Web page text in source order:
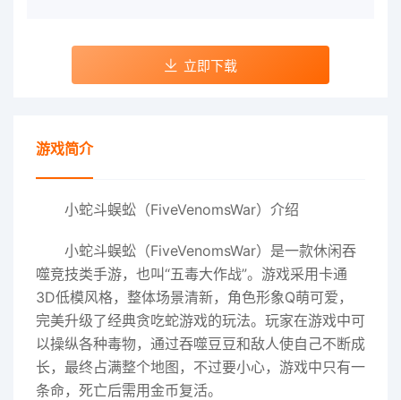
立即下载
游戏简介
小蛇斗蜈蚣（FiveVenomsWar）介绍
小蛇斗蜈蚣（FiveVenomsWar）是一款休闲吞
噬竞技类手游，也叫“五毒大作战”。游戏采用卡通
3D低模风格，整体场景清新，角色形象Q萌可爱，
完美升级了经典贪吃蛇游戏的玩法。玩家在游戏中可
以操纵各种毒物，通过吞噬豆豆和敌人使自己不断成
长，最终占满整个地图，不过要小心，游戏中只有一
条命，死亡后需用金币复活。